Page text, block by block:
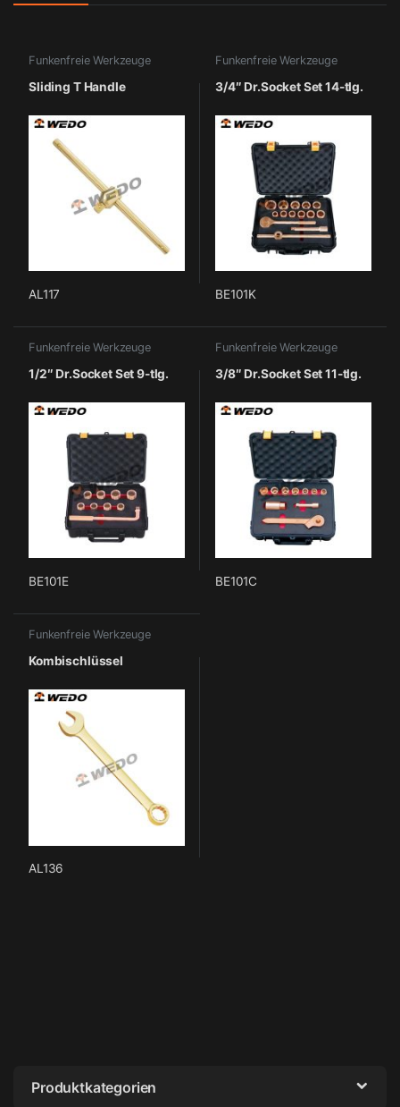
Funkenfreie Werkzeuge
Sliding T Handle
AL117
Funkenfreie Werkzeuge
3/4″ Dr.Socket Set 14-tlg.
BE101K
Funkenfreie Werkzeuge
1/2″ Dr.Socket Set 9-tlg.
BE101E
Funkenfreie Werkzeuge
3/8″ Dr.Socket Set 11-tlg.
BE101C
Funkenfreie Werkzeuge
Kombischlüssel
AL136
Produktkategorien